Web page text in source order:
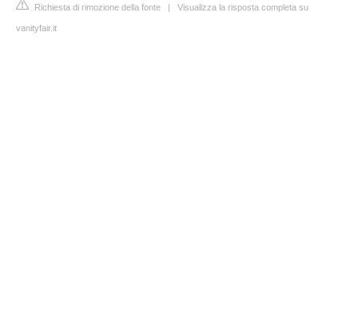
Richiesta di rimozione della fonte | Visualizza la risposta completa su
vanityfair.it